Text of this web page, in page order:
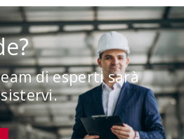
di esperti sarà